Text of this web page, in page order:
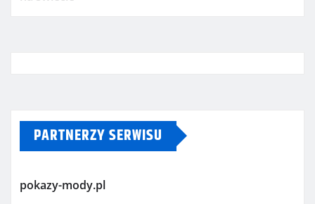
PARTNERZY SERWISU
pokazy-mody.pl